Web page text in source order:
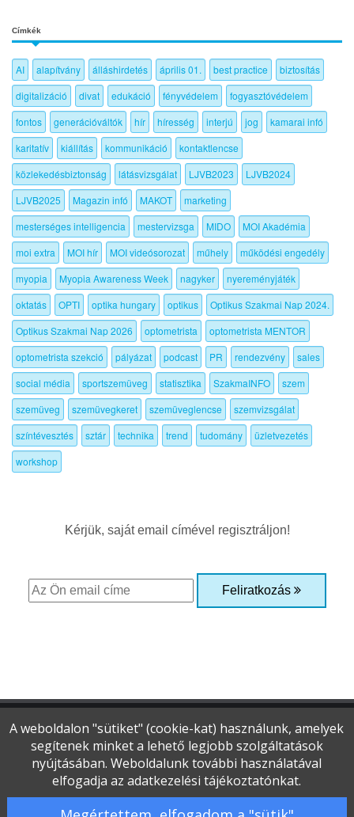
Címkék
AI alapítvány álláshirdetés április 01. best practice
biztosítás
digitalizáció
divat edukáció fényvédelem
fogyasztóvédelem
fontos
generációváltók hír híresség interjú jog
kamarai infó
karitatív
kiállítás kommunikáció
kontaktlencse
közlekedésbiztonság
látásvizsgálat LJVB2023
LJVB2024
LJVB2025
Magazin infó MAKOT
marketing
mesterséges intelligencia
mestervizsga MIDO
MOI Akadémia
moi extra
MOI hír MOI videósorozat műhely
működési engedély
myopia
Myopia Awareness Week nagyker
nyereményjáték
oktatás
OPTI optika hungary optikus
Optikus Szakmai Nap 2024.
Optikus Szakmai Nap 2026
optometrista
optometrista MENTOR
optometrista szekció
pályázat podcast PR rendezvény
sales
social média
sportszemüveg statisztika SzakmaINFO
szem
szemüveg
szemüvegkeret szemüveglencse
szemvizsgálat
színtévesztés
sztár technika trend tudomány
üzletvezetés
workshop
Kérjük, saját email címével regisztráljon!
Feliratkozás
Copyright © 2015-2026 Optikai Magazin
Minden jog fenntartva
Adatvédelmi és jogi nyilatkozat
| Impresszum |
Szerzői jogok
A weboldalon "sütiket" (cookie-kat) használunk, amelyek
segítenek minket a lehető legjobb szolgáltatások
nyújtásában. Weboldalunk további használatával
elfogadja az adatkezelési tájékoztatónkat.